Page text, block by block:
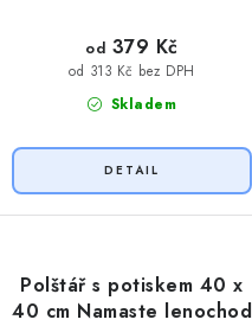
Skladem
od 313 Kč bez DPH
od 379 Kč
Polštář s potiskem 40 x
40 cm Namaste lenochod